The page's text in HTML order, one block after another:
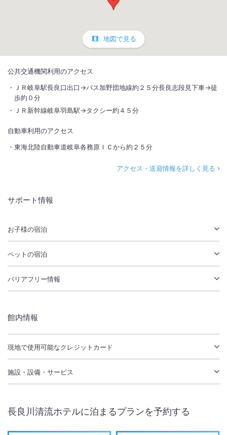
地図で見る
公共交通機関利用のアクセス
ＪＲ岐阜駅長良口出口→バス加野団地線約２５分長良志段見下車→徒
歩約０分
ＪＲ新幹線岐阜羽島駅→タクシー約４５分
自動車利用のアクセス
東海北陸自動車道岐阜各務原ＩＣから約２５分
アクセス・送迎情報を詳しく見る
サポート情報
お子様の宿泊
ペットの宿泊
バリアフリー情報
館内情報
現地で使用可能なクレジットカード
施設・設備・サービス
長良川清流ホテルに泊まるプランを予約する